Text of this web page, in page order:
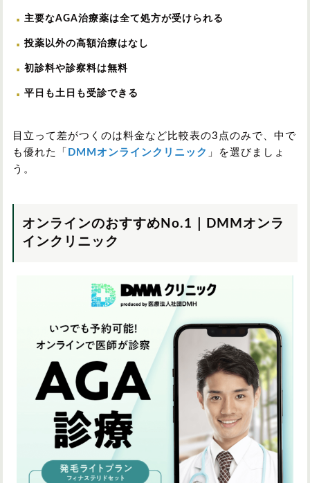
主要なAGA治療薬は全て処方が受けられる
投薬以外の高額治療はなし
初診料や診察料は無料
平日も土日も受診できる
目立って差がつくのは料金など比較表の3点のみで、中で
も優れた「 DMMオンラインクリニック 」を選びましょ
う。
オンラインのおすすめNo.1｜DMMオンラ
インクリニック